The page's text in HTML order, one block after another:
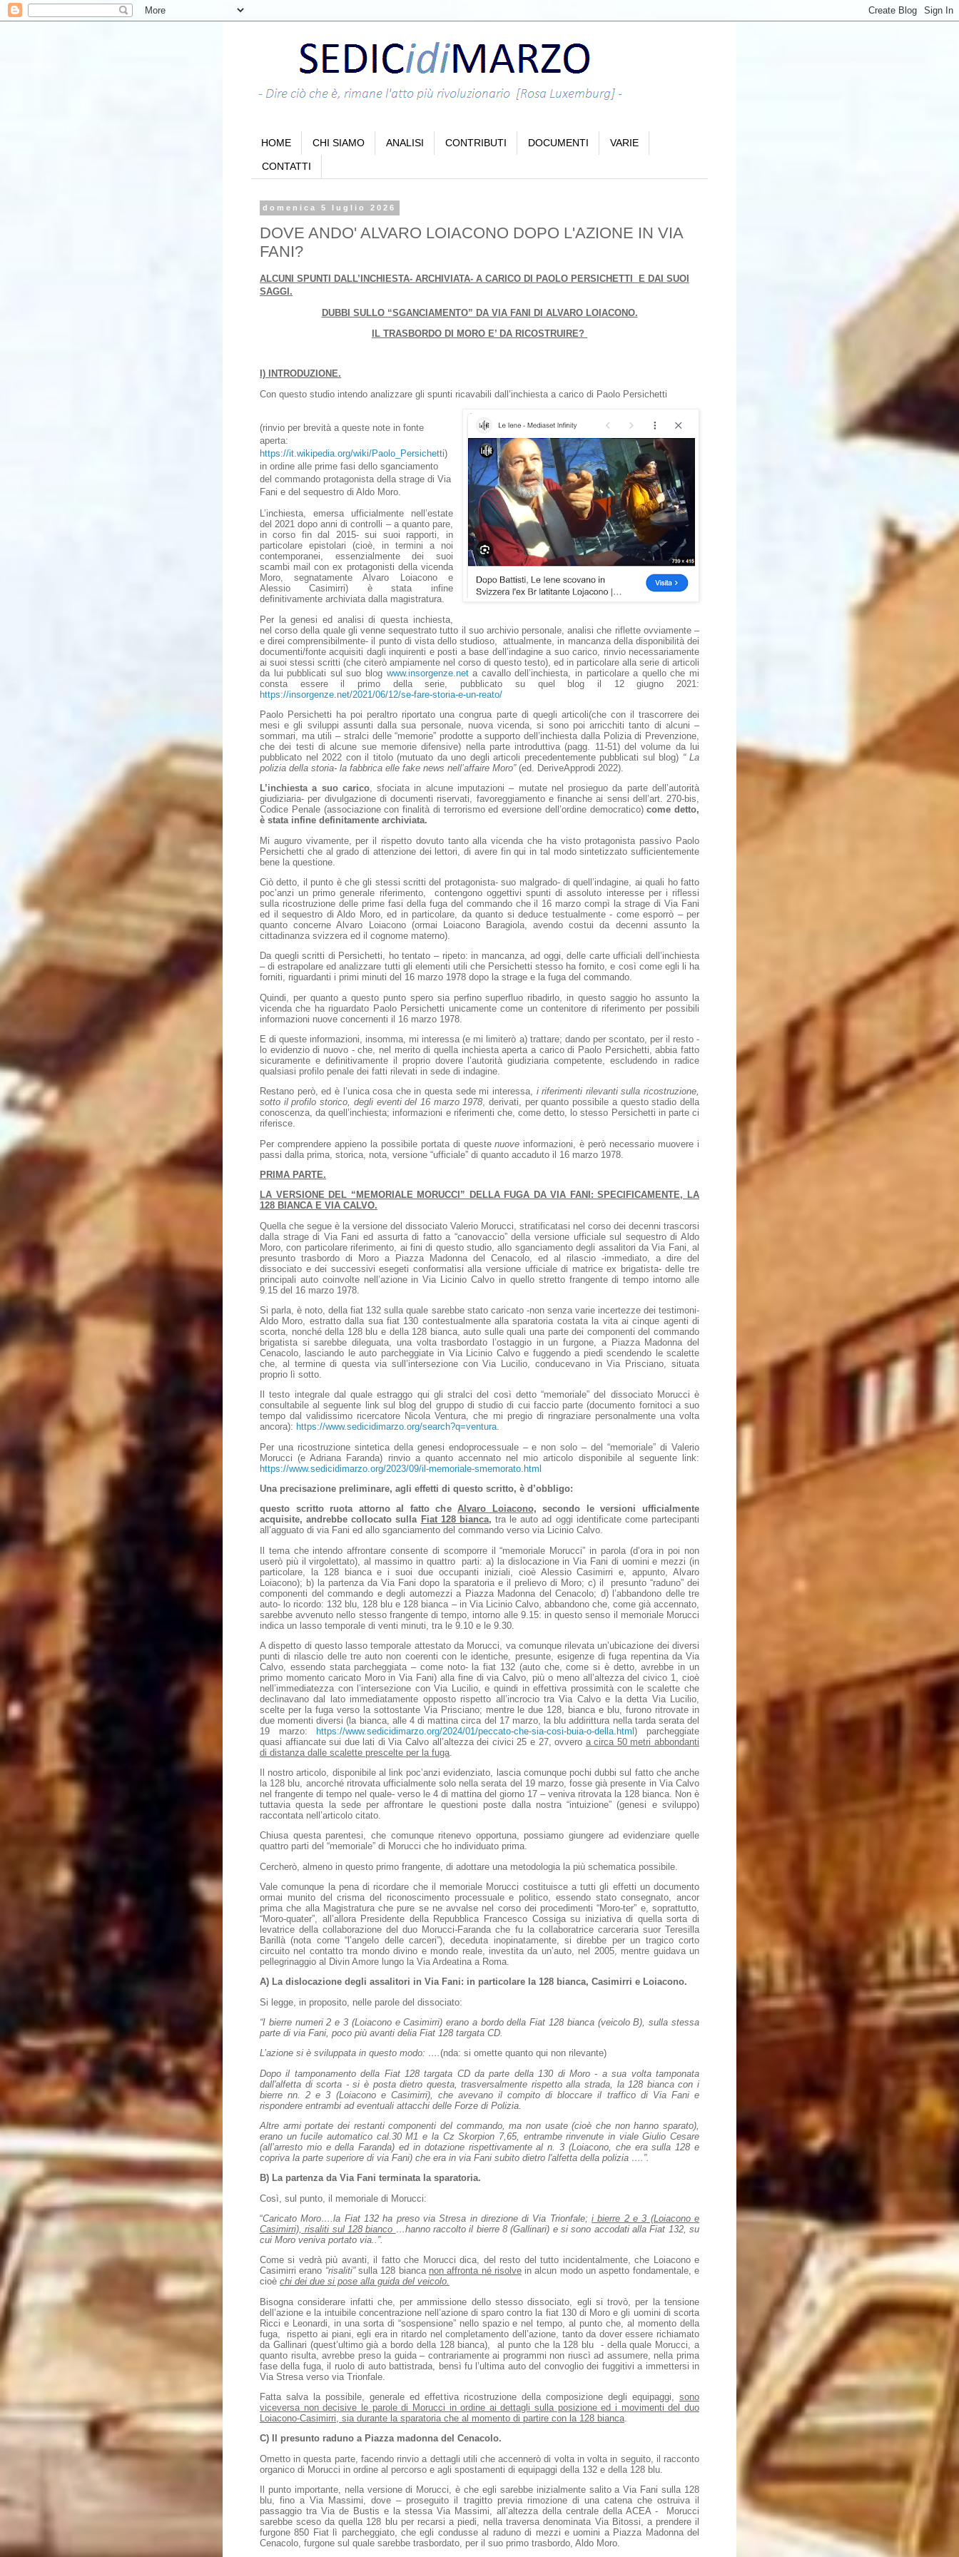
HOME CHI SIAMO ANALISI CONTRIBUTI DOCUMENTI VARIE
CONTATTI
domenica 5 luglio 2026
DOVE ANDO' ALVARO LOIACONO DOPO L'AZIONE IN VIA
FANI?
ALCUNI SPUNTI DALL’INCHIESTA- ARCHIVIATA- A CARICO DI PAOLO PERSICHETTI E DAI SUOI
SAGGI.
DUBBI SULLO “SGANCIAMENTO” DA VIA FANI DI ALVARO LOIACONO.
IL TRASBORDO DI MORO E’ DA RICOSTRUIRE?
I) INTRODUZIONE.
Con questo studio intendo analizzare gli spunti ricavabili dall’inchiesta a carico di Paolo Persichetti
(rinvio per brevità a queste note in fonte
aperta:
https://it.wikipedia.org/wiki/Paolo_Persichetti)
in ordine alle prime fasi dello sganciamento
del commando protagonista della strage di Via
Fani e del sequestro di Aldo Moro.
L’inchiesta, emersa ufficialmente nell’estate
del 2021 dopo anni di controlli – a quanto pare,
in corso fin dal 2015- sui suoi rapporti, in
particolare epistolari (cioè, in termini a noi
contemporanei, essenzialmente dei suoi
scambi mail con ex protagonisti della vicenda
Moro, segnatamente Alvaro Loiacono e
Alessio Casimirri) è stata infine
definitivamente archiviata dalla magistratura.
Per la genesi ed analisi di questa inchiesta,
nel corso della quale gli venne sequestrato tutto il suo archivio personale, analisi che riflette ovviamente –
e direi comprensibilmente- il punto di vista dello studioso, attualmente, in mancanza della disponibilità dei
documenti/fonte acquisiti dagli inquirenti e posti a base dell’indagine a suo carico, rinvio necessariamente
ai suoi stessi scritti (che citerò ampiamente nel corso di questo testo), ed in particolare alla serie di articoli
da lui pubblicati sul suo blog www.insorgenze.neta cavallo dell’inchiesta, in particolare a quello che mi
consta essere il primo della serie, pubblicato su quel blog il 12 giugno 2021:
https://insorgenze.net/2021/06/12/se-fare-storia-e-un-reato/
Paolo Persichetti ha poi peraltro riportato una congrua parte di quegli articoli(che con il trascorrere dei
mesi e gli sviluppi assunti dalla sua personale, nuova vicenda, si sono poi arricchiti tanto di alcuni –
sommari, ma utili – stralci delle “memorie” prodotte a supporto dell’inchiesta dalla Polizia di Prevenzione,
che dei testi di alcune sue memorie difensive) nella parte introduttiva (pagg. 11-51) del volume da lui
pubblicato nel 2022 con il titolo (mutuato da uno degli articoli precedentemente pubblicati sul blog) “ La
polizia della storia- la fabbrica elle fake news nell’affaire Moro”(ed. DeriveApprodi 2022).
L’inchiesta a suo carico, sfociata in alcune imputazioni – mutate nel prosieguo da parte dell’autorità
giudiziaria- per divulgazione di documenti riservati, favoreggiamento e finanche ai sensi dell’art. 270-bis,
Codice Penale (associazione con finalità di terrorismo ed eversione dell’ordine democratico)come detto,
è stata infine definitamente archiviata.
Mi auguro vivamente, per il rispetto dovuto tanto alla vicenda che ha visto protagonista passivo Paolo
Persichetti che al grado di attenzione dei lettori, di avere fin qui in tal modo sintetizzato sufficientemente
bene la questione.
Ciò detto, il punto è che gli stessi scritti del protagonista- suo malgrado- di quell’indagine, ai quali ho fatto
poc’anzi un primo generale riferimento, contengono oggettivi spunti di assoluto interesse per i riflessi
sulla ricostruzione delle prime fasi della fuga del commando che il 16 marzo compì la strage di Via Fani
ed il sequestro di Aldo Moro, ed in particolare, da quanto si deduce testualmente - come esporrò – per
quanto concerne Alvaro Loiacono (ormai Loiacono Baragiola, avendo costui da decenni assunto la
cittadinanza svizzera ed il cognome materno).
Da quegli scritti di Persichetti, ho tentato – ripeto: in mancanza, ad oggi, delle carte ufficiali dell’inchiesta
– di estrapolare ed analizzare tutti gli elementi utili che Persichetti stesso ha fornito, e così come egli li ha
forniti, riguardanti i primi minuti del 16 marzo 1978 dopo la strage e la fuga del commando.
Quindi, per quanto a questo punto spero sia perfino superfluo ribadirlo, in questo saggio ho assunto la
vicenda che ha riguardato Paolo Persichetti unicamente come un contenitore di riferimento per possibili
informazioni nuove concernenti il 16 marzo 1978.
E di queste informazioni, insomma, mi interessa (e mi limiterò a) trattare; dando per scontato, per il resto -
lo evidenzio di nuovo - che, nel merito di quella inchiesta aperta a carico di Paolo Persichetti, abbia fatto
sicuramente e definitivamente il proprio dovere l’autorità giudiziaria competente, escludendo in radice
qualsiasi profilo penale dei fatti rilevati in sede di indagine.
Restano però, ed è l’unica cosa che in questa sede mi interessa, i riferimenti rilevanti sulla ricostruzione,
sotto il profilo storico, degli eventi del 16 marzo 1978, derivati, per quanto possibile a questo stadio della
conoscenza, da quell’inchiesta; informazioni e riferimenti che, come detto, lo stesso Persichetti in parte ci
riferisce.
Per comprendere appieno la possibile portata di questenuove informazioni, è però necessario muovere i
passi dalla prima, storica, nota, versione “ufficiale” di quanto accaduto il 16 marzo 1978.
PRIMA PARTE.
LA VERSIONE DEL “MEMORIALE MORUCCI” DELLA FUGA DA VIA FANI: SPECIFICAMENTE, LA
128 BIANCA E VIA CALVO.
Quella che segue è la versione del dissociato Valerio Morucci, stratificatasi nel corso dei decenni trascorsi
dalla strage di Via Fani ed assurta di fatto a “canovaccio” della versione ufficiale sul sequestro di Aldo
Moro, con particolare riferimento, ai fini di questo studio, allo sganciamento degli assalitori da Via Fani, al
presunto trasbordo di Moro a Piazza Madonna del Cenacolo, ed al rilascio -immediato, a dire del
dissociato e dei successivi esegeti conformatisi alla versione ufficiale di matrice ex brigatista- delle tre
principali auto coinvolte nell’azione in Via Licinio Calvo in quello stretto frangente di tempo intorno alle
9.15 del 16 marzo 1978.
Si parla, è noto, della fiat 132 sulla quale sarebbe stato caricato -non senza varie incertezze dei testimoni-
Aldo Moro, estratto dalla sua fiat 130 contestualmente alla sparatoria costata la vita ai cinque agenti di
scorta, nonché della 128 blu e della 128 bianca, auto sulle quali una parte dei componenti del commando
brigatista si sarebbe dileguata, una volta trasbordato l’ostaggio in un furgone, a Piazza Madonna del
Cenacolo, lasciando le auto parcheggiate in Via Licinio Calvo e fuggendo a piedi scendendo le scalette
che, al termine di questa via sull’intersezione con Via Lucilio, conducevano in Via Prisciano, situata
proprio lì sotto.
Il testo integrale dal quale estraggo qui gli stralci del così detto “memoriale” del dissociato Morucci è
consultabile al seguente link sul blog del gruppo di studio di cui faccio parte (documento fornitoci a suo
tempo dal validissimo ricercatore Nicola Ventura, che mi pregio di ringraziare personalmente una volta
ancora): https://www.sedicidimarzo.org/search?q=ventura.
Per una ricostruzione sintetica della genesi endoprocessuale – e non solo – del “memoriale” di Valerio
Morucci (e Adriana Faranda) rinvio a quanto accennato nel mio articolo disponibile al seguente link:
https://www.sedicidimarzo.org/2023/09/il-memoriale-smemorato.html
Una precisazione preliminare, agli effetti di questo scritto, è d’obbligo:
questo scritto ruota attorno al fatto cheAlvaro Loiacono, secondo le versioni ufficialmente
acquisite, andrebbe collocato sulla Fiat 128 bianca,tra le auto ad oggi identificate come partecipanti
all’agguato di via Fani ed allo sganciamento del commando verso via Licinio Calvo.
Il tema che intendo affrontare consente di scomporre il “memoriale Morucci” in parola (d’ora in poi non
userò più il virgolettato), al massimo in quattro parti: a) la dislocazione in Via Fani di uomini e mezzi (in
particolare, la 128 bianca e i suoi due occupanti iniziali, cioè Alessio Casimirri e, appunto, Alvaro
Loiacono); b) la partenza da Via Fani dopo la sparatoria e il prelievo di Moro; c) il presunto “raduno” dei
componenti del commando e degli automezzi a Piazza Madonna del Cenacolo; d) l’abbandono delle tre
auto- lo ricordo: 132 blu, 128 blu e 128 bianca – in Via Licinio Calvo, abbandono che, come già accennato,
sarebbe avvenuto nello stesso frangente di tempo, intorno alle 9.15: in questo senso il memoriale Morucci
indica un lasso temporale di venti minuti, tra le 9.10 e le 9.30.
A dispetto di questo lasso temporale attestato da Morucci, va comunque rilevata un’ubicazione dei diversi
punti di rilascio delle tre auto non coerenti con le identiche, presunte, esigenze di fuga repentina da Via
Calvo, essendo stata parcheggiata – come noto- la fiat 132 (auto che, come si è detto, avrebbe in un
primo momento caricato Moro in Via Fani) alla fine di via Calvo, più o meno all’altezza del civico 1, cioè
nell’immediatezza con l’intersezione con Via Lucilio, e quindi in effettiva prossimità con le scalette che
declinavano dal lato immediatamente opposto rispetto all’incrocio tra Via Calvo e la detta Via Lucilio,
scelte per la fuga verso la sottostante Via Prisciano; mentre le due 128, bianca e blu, furono ritrovate in
due momenti diversi (la bianca, alle 4 di mattina circa del 17 marzo, la blu addirittura nella tarda serata del
19 marzo:
https://www.sedicidimarzo.org/2024/01/peccato-che-sia-cosi-buia-o-della.html) parcheggiate
quasi affiancate sui due lati di Via Calvo all’altezza dei civici 25 e 27, ovvero a circa 50 metri abbondanti
di distanza dalle scalette prescelte per la fuga
Il nostro articolo, disponibile al link poc’anzi evidenziato, lascia comunque pochi dubbi sul fatto che anche
la 128 blu, ancorché ritrovata ufficialmente solo nella serata del 19 marzo, fosse già presente in Via Calvo
nel frangente di tempo nel quale- verso le 4 di mattina del giorno 17 – veniva ritrovata la 128 bianca. Non è
tuttavia questa la sede per affrontare le questioni poste dalla nostra “intuizione” (genesi e sviluppo)
raccontata nell’articolo citato.
Chiusa questa parentesi, che comunque ritenevo opportuna, possiamo giungere ad evidenziare quelle
quattro parti del “memoriale” di Morucci che ho individuato prima.
Cercherò, almeno in questo primo frangente, di adottare una metodologia la più schematica possibile.
Vale comunque la pena di ricordare che il memoriale Morucci costituisce a tutti gli effetti un documento
ormai munito del crisma del riconoscimento processuale e politico, essendo stato consegnato, ancor
prima che alla Magistratura che pure se ne avvalse nel corso dei procedimenti “Moro-ter” e, soprattutto,
“Moro-quater”, all’allora Presidente della Repubblica Francesco Cossiga su iniziativa di quella sorta di
levatrice della collaborazione del duo Morucci-Faranda che fu la collaboratrice carceraria suor Teresilla
Barillà (nota come “l’angelo delle carceri”), deceduta inopinatamente, si direbbe per un tragico corto
circuito nel contatto tra mondo divino e mondo reale, investita da un’auto, nel 2005, mentre guidava un
pellegrinaggio al Divin Amore lungo la Via Ardeatina a Roma.
A) La dislocazione degli assalitori in Via Fani: in particolare la 128 bianca, Casimirri e Loiacono.
Si legge, in proposito, nelle parole del dissociato:
“I bierre numeri 2 e 3 (Loiacono e Casimirri) erano a bordo della Fiat 128 bianca (veicolo B), sulla stessa
parte di via Fani, poco più avanti delia Fiat 128 targata CD.
L’azione si è sviluppata in questo modo: ….(nda: si omette quanto qui non rilevante)
Dopo il tamponamento della Fiat 128 targata CD da parte della 130 di Moro - a sua volta tamponata
dall'alfetta di scorta - si è posta dietro questa, trasversalmente rispetto alla strada, la 128 bianca con i
bierre nn. 2 e 3 (Loiacono e Casimirri), che avevano il compito di bloccare il traffico di Via Fani e
rispondere entrambi ad eventuali attacchi delle Forze di Polizia.
Altre armi portate dei restanti componenti del commando, ma non usate (cioè che non hanno sparato),
erano un fucile automatico cal.30 M1 e la Cz Skorpion 7,65, entrambe rinvenute in viale Giulio Cesare
(all’arresto mio e della Faranda) ed in dotazione rispettivamente al n. 3 (Loiacono, che era sulla 128 e
copriva la parte superiore di via Fani) che era in via Fani subito dietro l'alfetta della polizia ….”.
B) La partenza da Via Fani terminata la sparatoria.
Così, sul punto, il memoriale di Morucci:
“Caricato Moro….la Fiat 132 ha preso via Stresa in direzione di Via Trionfale;i bierre 2 e 3 (Loiacono e
Casimirri), risaliti sul 128 bianco …hanno raccolto il bierre 8 (Gallinari) e si sono accodati alla Fiat 132, su
cui Moro veniva portato via..”.
Come si vedrà più avanti, il fatto che Morucci dica, del resto del tutto incidentalmente, che Loiacono e
Casimirri erano “risaliti”sulla 128 bianca non affronta né risolvein alcun modo un aspetto fondamentale, e
cioè chi dei due si pose alla guida del veicolo.
Bisogna considerare infatti che, per ammissione dello stesso dissociato, egli si trovò, per la tensione
dell’azione e la intuibile concentrazione nell’azione di sparo contro la fiat 130 di Moro e gli uomini di scorta
Ricci e Leonardi, in una sorta di “sospensione” nello spazio e nel tempo, al punto che, al momento della
fuga, rispetto ai piani, egli era in ritardo nel completamento dell’azione, tanto da dover essere richiamato
da Gallinari (quest’ultimo già a bordo della 128 bianca), al punto che la 128 blu - della quale Morucci, a
quanto risulta, avrebbe preso la guida – contrariamente ai programmi non riuscì ad assumere, nella prima
fase della fuga, il ruolo di auto battistrada, bensì fu l’ultima auto del convoglio dei fuggitivi a immettersi in
Via Stresa verso via Trionfale.
Fatta salva la possibile, generale ed effettiva ricostruzione della composizione degli equipaggi, sono
viceversa non decisive le parole di Morucci in ordine ai dettagli sulla posizione ed i movimenti del duo
Loiacono-Casimirri, sia durante la sparatoria che al momento di partire con la 128 bianca.
C) Il presunto raduno a Piazza madonna del Cenacolo.
Ometto in questa parte, facendo rinvio a dettagli utili che accennerò di volta in volta in seguito, il racconto
organico di Morucci in ordine al percorso e agli spostamenti di equipaggi della 132 e della 128 blu.
Il punto importante, nella versione di Morucci, è che egli sarebbe inizialmente salito a Via Fani sulla 128
blu, fino a Via Massimi, dove – proseguito il tragitto previa rimozione di una catena che ostruiva il
passaggio tra Via de Bustis e la stessa Via Massimi, all’altezza della centrale della ACEA - Morucci
sarebbe sceso da quella 128 blu per recarsi a piedi, nella traversa denominata Via Bitossi, a prendere il
furgone 850 Fiat lì parcheggiato, che egli condusse al raduno di mezzi e uomini a Piazza Madonna del
Cenacolo, furgone sul quale sarebbe trasbordato, per il suo primo trasbordo, Aldo Moro.